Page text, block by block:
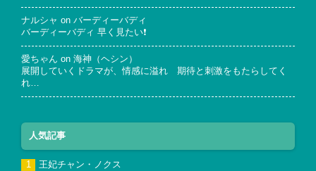
ナルシャ on バーディーバディ
バーディーバディ 早く見たい❗
愛ちゃん on 海神（ヘシン）
展開していくドラマが、情感に溢れ 期待と刺激をもたらしてく
れ…
人気記事
王妃チャン・ノクス